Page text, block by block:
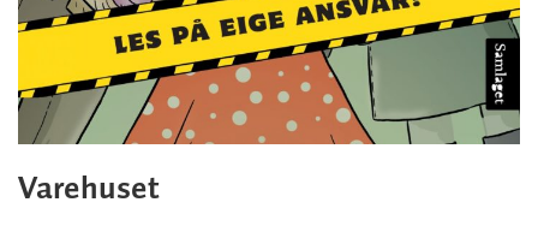
Varehuset